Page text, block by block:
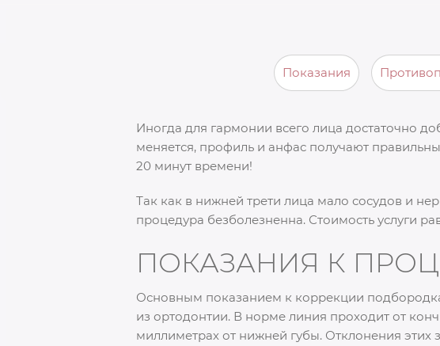
Показания
Иногда для гармонии всего лица достаточно
меняется, профиль и анфас получают
20 минут времени!
Так как в нижней трети лица мало сосудов и
процедура безболезненна. Стоимость услуги
ПОКАЗАНИЯ К
Основным показанием к коррекции
из ортодонтии. В норме линия проходит от
миллиметрах от нижней губы. Отклонения